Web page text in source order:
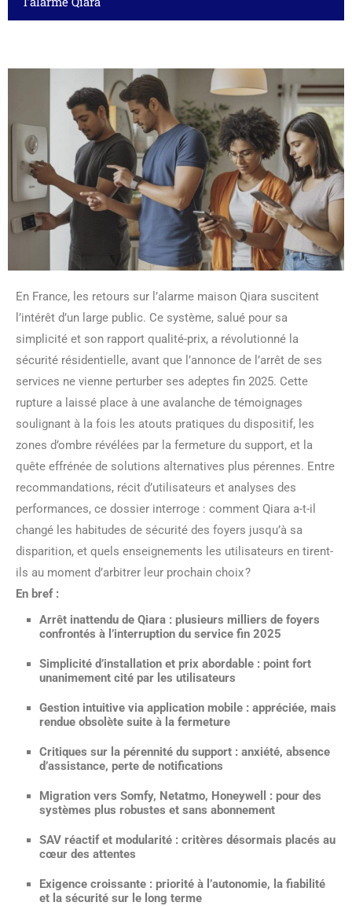
En France, les retours sur l’alarme maison Qiara suscitent
l’intérêt d’un large public. Ce système, salué pour sa
simplicité et son rapport qualité-prix, a révolutionné la
sécurité résidentielle, avant que l’annonce de l’arrêt de ses
services ne vienne perturber ses adeptes fin 2025. Cette
rupture a laissé place à une avalanche de témoignages
soulignant à la fois les atouts pratiques du dispositif, les
zones d’ombre révélées par la fermeture du support, et la
quête effrénée de solutions alternatives plus pérennes. Entre
recommandations, récit d’utilisateurs et analyses des
performances, ce dossier interroge : comment Qiara a-t-il
changé les habitudes de sécurité des foyers jusqu’à sa
disparition, et quels enseignements les utilisateurs en tirent-
ils au moment d’arbitrer leur prochain choix ?
En bref :
Arrêt inattendu de Qiara : plusieurs milliers de foyers
confrontés à l’interruption du service fin 2025
Simplicité d’installation et prix abordable : point fort
unanimement cité par les utilisateurs
Gestion intuitive via application mobile : appréciée, mais
rendue obsolète suite à la fermeture
Critiques sur la pérennité du support : anxiété, absence
d’assistance, perte de notifications
Migration vers Somfy, Netatmo, Honeywell : pour des
systèmes plus robustes et sans abonnement
SAV réactif et modularité : critères désormais placés au
cœur des attentes
Exigence croissante : priorité à l’autonomie, la fiabilité
et la sécurité sur le long terme